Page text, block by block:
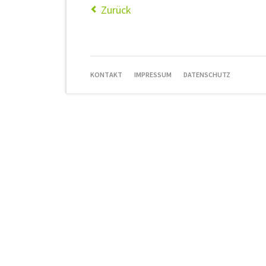
Zurück
NAVIGATION
KONTAKT IMPRESSUM DATENSCHUTZ